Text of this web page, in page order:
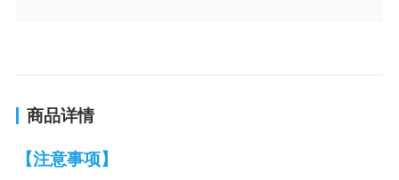
商品详情
【注意事项】